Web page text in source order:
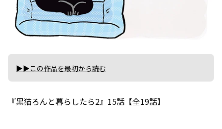
▶▶この作品を最初から読む
『黒猫ろんと暮らしたら2』15話【全19話】